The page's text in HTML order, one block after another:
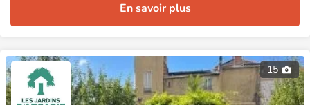
En savoir plus
15